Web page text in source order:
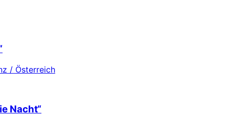
/ Österreich
Nacht“